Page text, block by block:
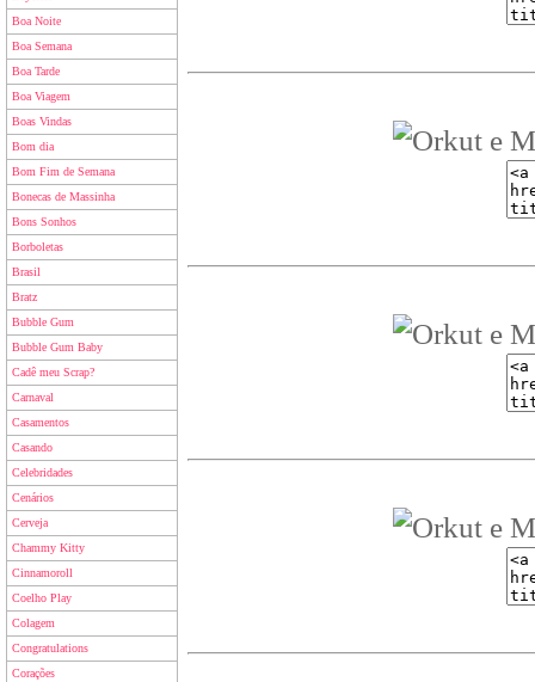
Boa Noite
Boa Semana
Boa Tarde
Boa Viagem
Boas Vindas
Bom dia
Bom Fim de Semana
Bonecas de Massinha
Bons Sonhos
Borboletas
Brasil
Bratz
Bubble Gum
Bubble Gum Baby
Cadê meu Scrap?
Carnaval
Casamentos
Casando
Celebridades
Cenários
Cerveja
Chammy Kitty
Cinnamoroll
Coelho Play
Colagem
Congratulations
Corações